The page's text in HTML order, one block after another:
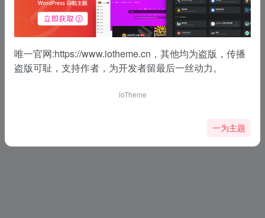
唯一官网:https://www.iotheme.cn ，其他均为盗版，传播
盗版可耻，支持作者，为开发者留最后一丝动力。
ioTheme
一为主题